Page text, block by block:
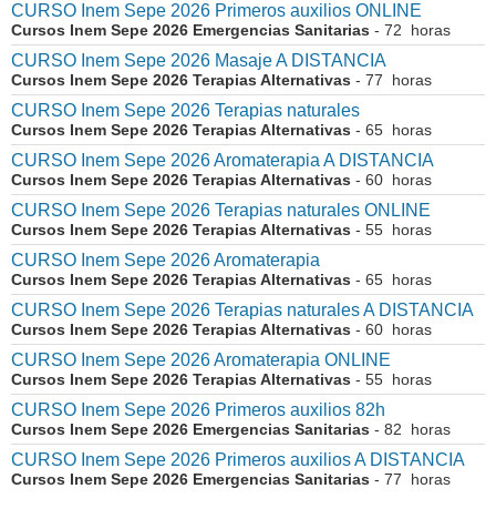
CURSO Inem Sepe 2026 Primeros auxilios ONLINE
Cursos Inem Sepe 2026 Emergencias Sanitarias - 72 horas
CURSO Inem Sepe 2026 Masaje A DISTANCIA
Cursos Inem Sepe 2026 Terapias Alternativas - 77 horas
CURSO Inem Sepe 2026 Terapias naturales
Cursos Inem Sepe 2026 Terapias Alternativas - 65 horas
CURSO Inem Sepe 2026 Aromaterapia A DISTANCIA
Cursos Inem Sepe 2026 Terapias Alternativas - 60 horas
CURSO Inem Sepe 2026 Terapias naturales ONLINE
Cursos Inem Sepe 2026 Terapias Alternativas - 55 horas
CURSO Inem Sepe 2026 Aromaterapia
Cursos Inem Sepe 2026 Terapias Alternativas - 65 horas
CURSO Inem Sepe 2026 Terapias naturales A DISTANCIA
Cursos Inem Sepe 2026 Terapias Alternativas - 60 horas
CURSO Inem Sepe 2026 Aromaterapia ONLINE
Cursos Inem Sepe 2026 Terapias Alternativas - 55 horas
CURSO Inem Sepe 2026 Primeros auxilios 82h
Cursos Inem Sepe 2026 Emergencias Sanitarias - 82 horas
CURSO Inem Sepe 2026 Primeros auxilios A DISTANCIA
Cursos Inem Sepe 2026 Emergencias Sanitarias - 77 horas